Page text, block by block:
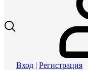
Вход | Регистрация